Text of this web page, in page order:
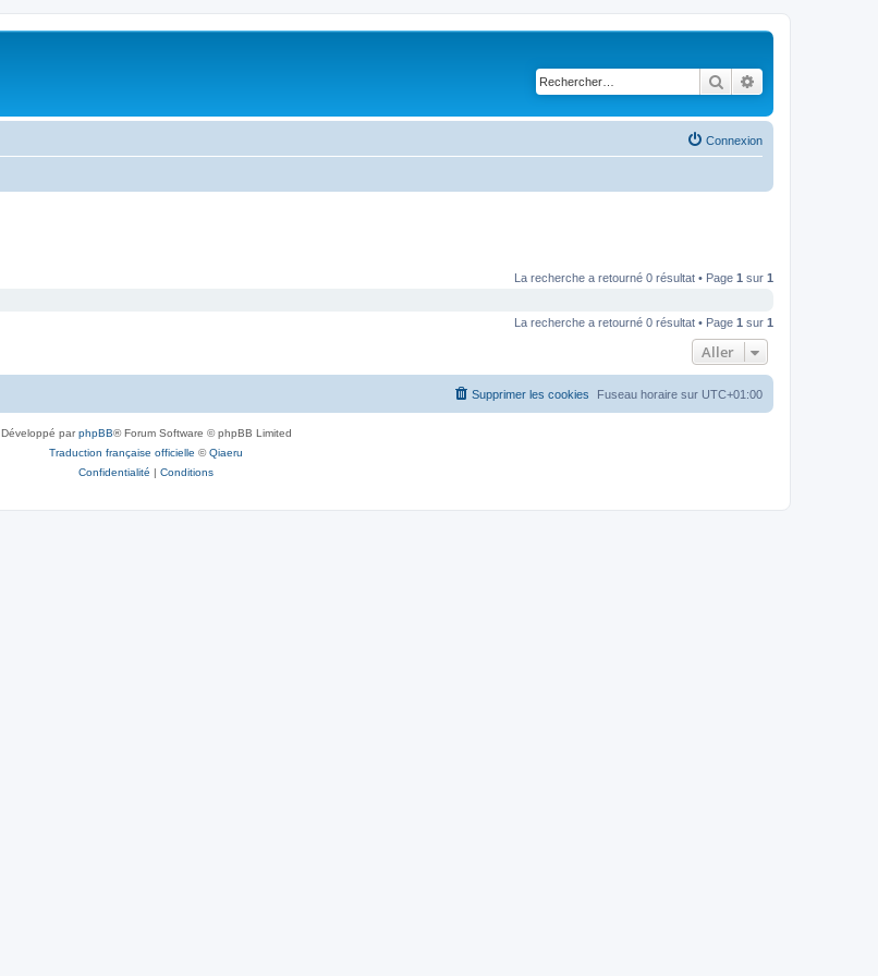
Rechercher
Connexion
La recherche a retourné 0 résultat • Page 1 sur 1
La recherche a retourné 0 résultat • Page 1 sur 1
Aller
Fuseau horaire sur UTC+01:00
Supprimer les cookies
Développé parphpBB® Forum Software © phpBB Limited
Traduction française officielle ©Qiaeru
Confidentialité | Conditions